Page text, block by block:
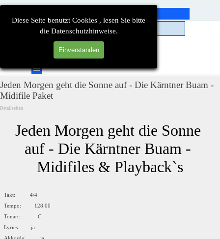
Diese Seite benutzt Cookies , lesen Sie bitte
die Datenschutzhinweise.
Einverstanden
Direkt zum Seiteninhalt
Menü überspringen
Jeden Morgen geht die Sonne auf - Die Kärntner Buam -
Midifile Paket
Detailseiten
Jeden Morgen geht die Sonne
auf - Die Kärntner Buam -
Midifiles & Playback`s
Takt: 4/4
Tempo: 128.00
Tonart: C
Lyrics: ja